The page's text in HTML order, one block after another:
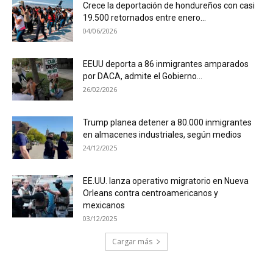
Crece la deportación de hondureños con casi
19.500 retornados entre enero...
04/06/2026
EEUU deporta a 86 inmigrantes amparados
por DACA, admite el Gobierno...
26/02/2026
Trump planea detener a 80.000 inmigrantes
en almacenes industriales, según medios
24/12/2025
EE.UU. lanza operativo migratorio en Nueva
Orleans contra centroamericanos y
mexicanos
03/12/2025
Cargar más